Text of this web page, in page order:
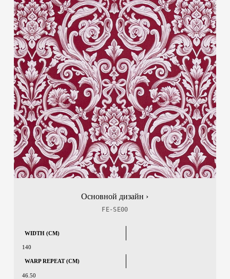
Основной дизайн ›
FE-SE00
WIDTH (CM)
140
WARP REPEAT (CM)
46.50